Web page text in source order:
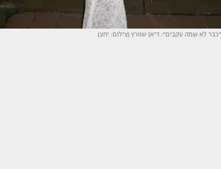
״כבר לא שמה עקבים״: דיאן שוורץ (צילום: יחצ)